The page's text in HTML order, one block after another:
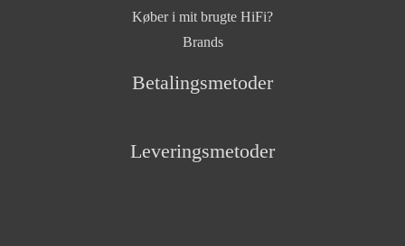
Køber i mit brugte HiFi?
Brands
Betalingsmetoder
Leveringsmetoder